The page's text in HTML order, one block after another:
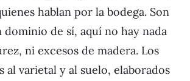
hablan por la bodega. Son
dominio de sí, aquí no hay nada
ni excesos de madera. Los
al varietal y al suelo, elaborados